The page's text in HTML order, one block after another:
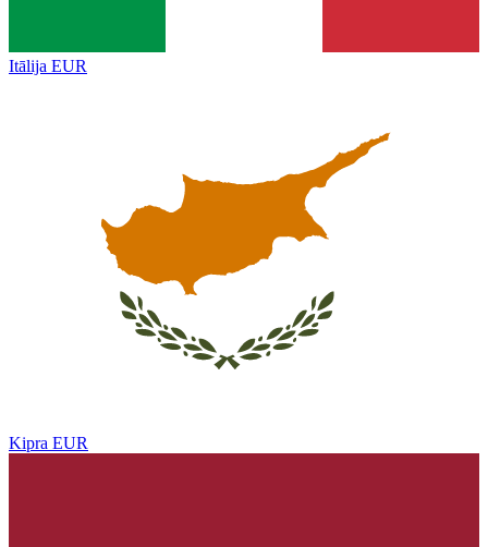
Itālija EUR
Kipra EUR